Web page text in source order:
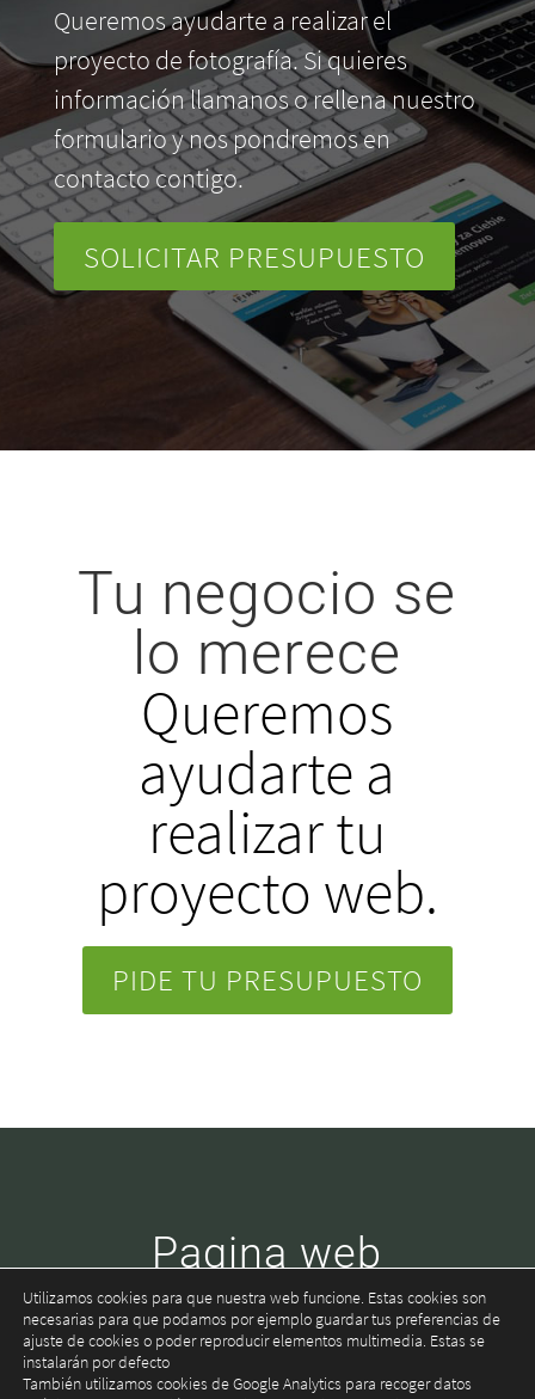
Queremos ayudarte a realizar el
proyecto de fotografía. Si quieres
información llamanos o rellena nuestro
formulario y nos pondremos en
contacto contigo.
SOLICITAR PRESUPUESTO
Tu negocio se
lo merece
Queremos
ayudarte a
realizar tu
proyecto web.
PIDE TU PRESUPUESTO
Pagina web
Fotógrafo
Utilizamos cookies para que nuestra web funcione. Estas cookies son
necesarias para que podamos por ejemplo guardar tus preferencias de
ajuste de cookies o poder reproducir elementos multimedia. Estas se
instalarán por defecto
También utilizamos cookies de Google Analytics para recoger datos